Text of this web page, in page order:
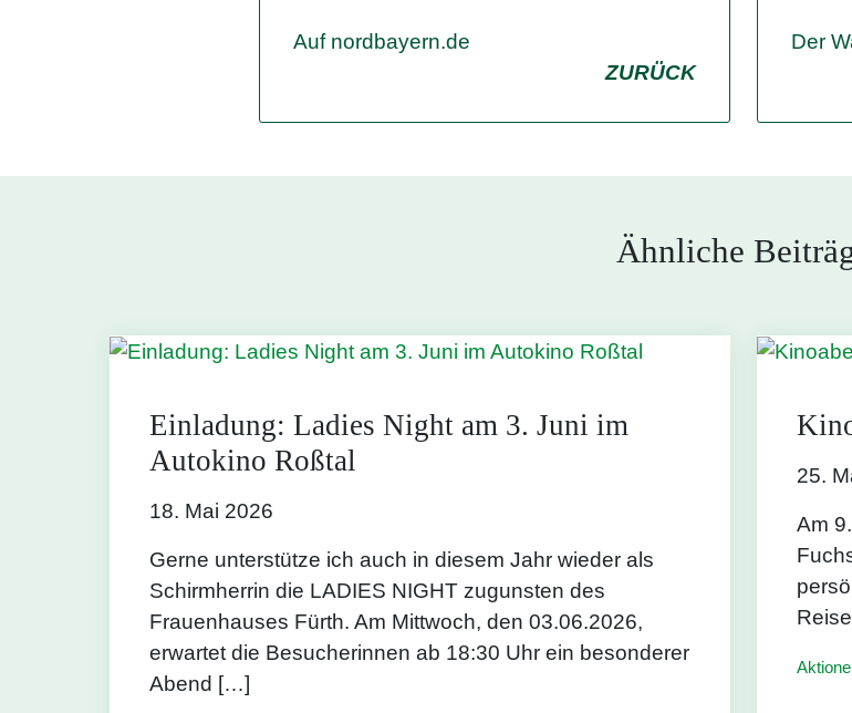
Auf nordbayern.de
ZURÜCK
Der
Ähnliche
Einladung: Ladies Night am 3. Juni im
Autokino Roßtal
18. Mai 2026
Gerne unterstütze ich auch in diesem Jahr wieder als
Schirmherrin die LADIES NIGHT zugunsten des
Frauenhauses Fürth. Am Mittwoch, den 03.06.2026,
erwartet die Besucherinnen ab 18:30 Uhr ein besonderer
Abend […]
25.
Am